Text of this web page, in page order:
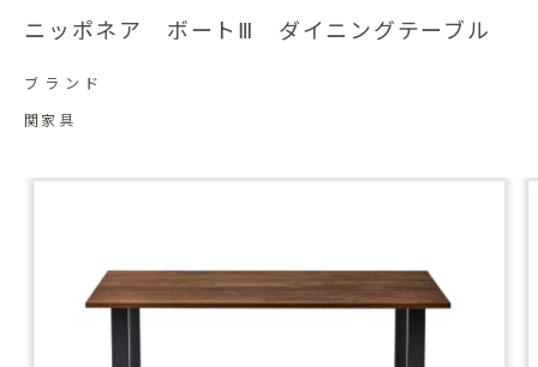
ニッポネア ボートⅢ ダイニングテーブル
ブランド
関家具